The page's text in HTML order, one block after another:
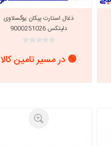
ذغال استارت پیکان یوگسلاوی
دلیتکس 9000251026
🟢 در مسیر تامین کالا